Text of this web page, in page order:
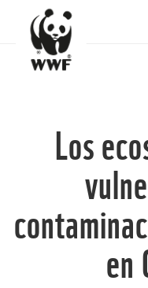
Los
en